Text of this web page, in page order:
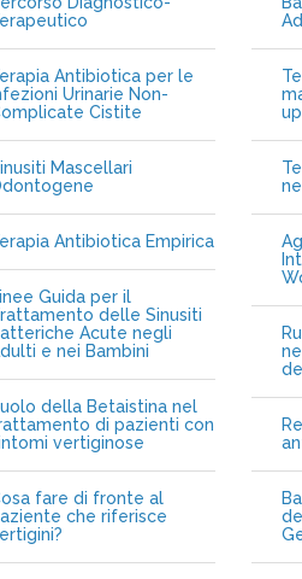
Antibiotica per le
Urinarie Non-
Cistite
Mascellari
Antibiotica Empirica
Guida per il
delle Sinusiti
Acute negli
e nei Bambini
della Betaistina nel
di pazienti con
vertiginose
fare di fronte al
che riferisce